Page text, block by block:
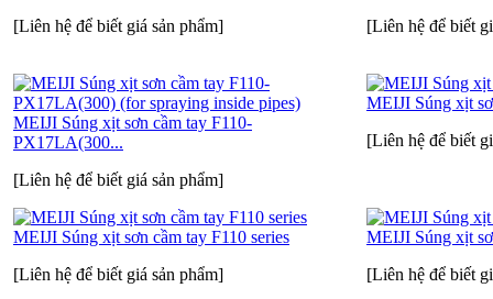
[Liên hệ để biết giá sản phẩm]
[Liên hệ để biết
MEIJI Súng xịt sơn cầm tay F110-
PX17LA(300...
[Liên hệ để biết giá sản phẩm]
MEIJI Súng xịt
[Liên hệ để biết
MEIJI Súng xịt sơn cầm tay F110 series
[Liên hệ để biết giá sản phẩm]
MEIJI Súng xịt
[Liên hệ để biết